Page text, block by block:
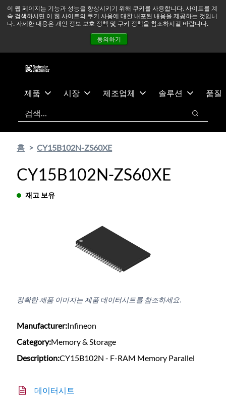
이 웹 페이지는 기능과 성능을 향상시키기 위해 쿠키를 사용합니다. 사이트를 계
속 검색하시면 이 웹 사이트의 쿠키 사용에 대한 내포된 내용을 제공하는 것입니
다. 자세한 내용은 개인 정보 보호 정책 및 쿠키 정책을 참조하시길 바랍니다.
동의하기
츠
건
중동 지역 상황을 지속적으로 주시하고 있으며, 모든 서비스는
정상적으로 운영되고 있습니다. 더 읽어보기 →
뉴스
문의하기
제품 시장 제조업체 솔루션
품질
검색
검색
홈 CY15B102N-ZS60XE
CY15B102N-ZS60XE
재고 보유
정확한 제품 이미지는 제품 데이터시트를 참조하세요.
Manufacturer:Infineon
Category:Memory & Storage
Description:CY15B102N - F-RAM Memory Parallel
데이터시트